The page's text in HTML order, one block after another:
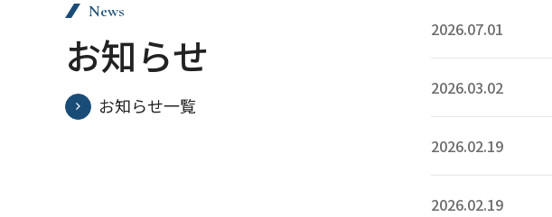
News
お知らせ
お知らせ一覧
2026.07.01
2026.03.02
2026.02.19
2026.02.19